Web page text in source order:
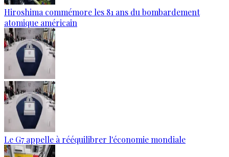
Hiroshima commémore les 81 ans du bombardement
atomique américain
Le G7 appelle à rééquilibrer l'économie mondiale